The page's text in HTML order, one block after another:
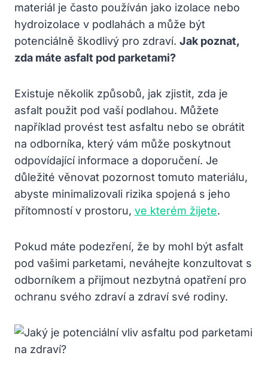
materiál je často používán jako izolace nebo
hydroizolace v podlahách a může být
potenciálně škodlivý pro zdraví. Jak poznat,
zda máte asfalt pod parketami?
Existuje několik způsobů, jak zjistit, zda je
asfalt použit pod vaší podlahou. Můžete
například provést test asfaltu nebo se obrátit
na odborníka, který vám může poskytnout
odpovídající informace a doporučení. Je
důležité věnovat pozornost tomuto materiálu,
abyste minimalizovali rizika spojená s jeho
přítomností v prostoru, ve kterém žijete.
Pokud máte podezření, že by mohl být asfalt
pod vašimi parketami, neváhejte konzultovat s
odborníkem a přijmout nezbytná opatření pro
ochranu svého zdraví a zdraví své rodiny.